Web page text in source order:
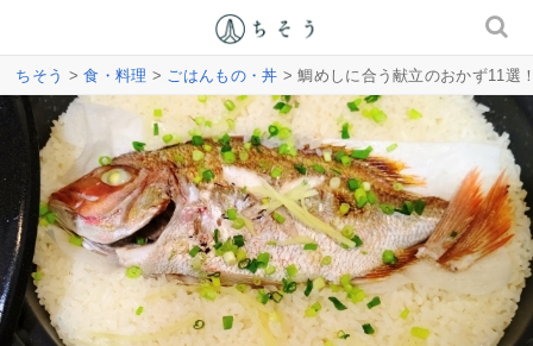
ちそう >食・料理 > ごはんもの・丼 > 鯛めしに合う献立のおかず11選